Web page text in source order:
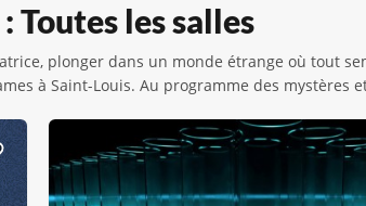
Toutes les salles
plonger dans un monde étrange où tout
à Saint-Louis. Au programme des mystères